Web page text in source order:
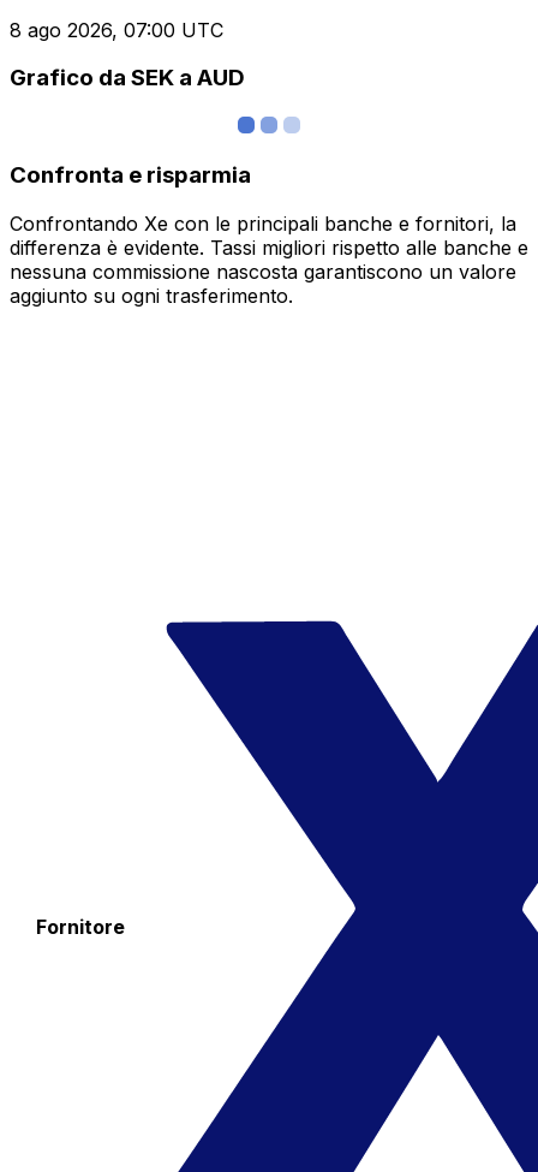
8 ago 2026, 07:00 UTC
Grafico da SEK a AUD
Confronta e risparmia
Confrontando Xe con le principali banche e fornitori, la
differenza è evidente. Tassi migliori rispetto alle banche e
nessuna commissione nascosta garantiscono un valore
aggiunto su ogni trasferimento.
Fornitore